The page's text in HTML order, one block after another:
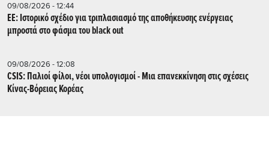
09/08/2026 - 12:44
ΕΕ: Iστορικό σχέδιο για τριπλασιασμό της αποθήκευσης ενέργειας
μπροστά στο φάσμα του black out
09/08/2026 - 12:08
CSIS: Παλιοί φίλοι, νέοι υπολογισμοί - Μια επανεκκίνηση στις σχέσεις
Κίνας-Βόρειας Κορέας